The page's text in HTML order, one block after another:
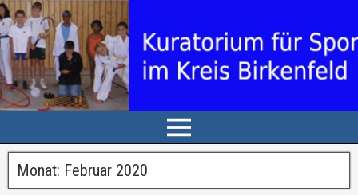
Monat: Februar 2020